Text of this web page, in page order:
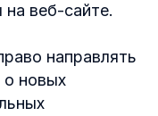
веб-сайте.
направлять
о новых